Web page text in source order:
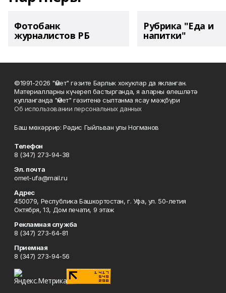
Фотобанк
журналистов РБ
Рубрика "Еда и
напитки"
©1991-2026 "Өмет" гәзите Барлык хокуклар да якланган.
Материалларны күчереп бастырганда, я аларны өлешләтә
кулланганда "Өмет" гәзитенә сылтанма ясау мәҗбүри
Об использовании персональных данных
Баш мөхәррир: Рәдис Гыйльван улы Ногманов
Телефон
8 (347) 273-94-38
Эл. почта
omet-ufa@mail.ru
Адрес
450079, Республика Башкортостан, г. Уфа, ул. 50-летия
Октября, 13, Дом печати, 9 этаж
Рекламная служба
8 (347) 273-64-81
Приемная
8 (347) 273-94-56